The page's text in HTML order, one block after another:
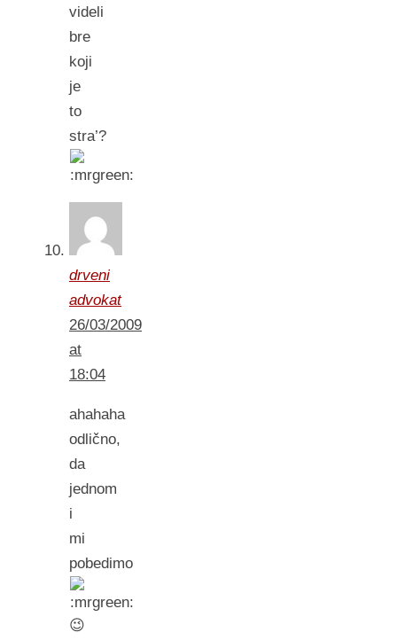
videli
bre
koji
je
to
stra’?
drveni
advokat
26/03/2009
at
18:04
ahahaha
odlično,
da
jednom
i
mi
pobedimo
😉